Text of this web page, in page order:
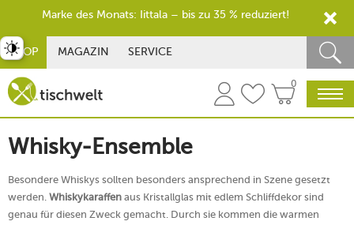
SHOP MAGAZIN SERVICE
0
Whisky-Ensemble
Besondere Whiskys sollten besonders ansprechend in Szene gesetzt
werden. Whiskykaraffen aus Kristallglas mit edlem Schliffdekor sind
genau für diesen Zweck gemacht. Durch sie kommen die warmen
umschalten
Marke des Monats: Iittala – bis zu 35 % reduziert!